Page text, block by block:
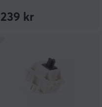
239 kr